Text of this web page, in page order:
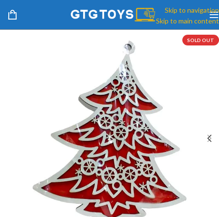
Skip to navigation
Skip to main content
SOLD OUT